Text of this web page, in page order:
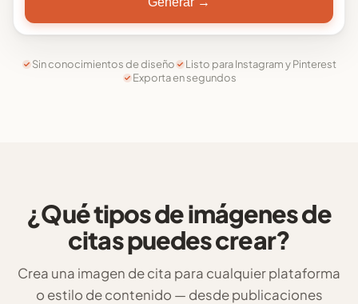
Sin conocimientos de diseño
Listo para Instagram y Pinterest
Exporta en segundos
¿Qué tipos de imágenes de
citas puedes crear?
Crea una imagen de cita para cualquier plataforma
o estilo de contenido — desde publicaciones